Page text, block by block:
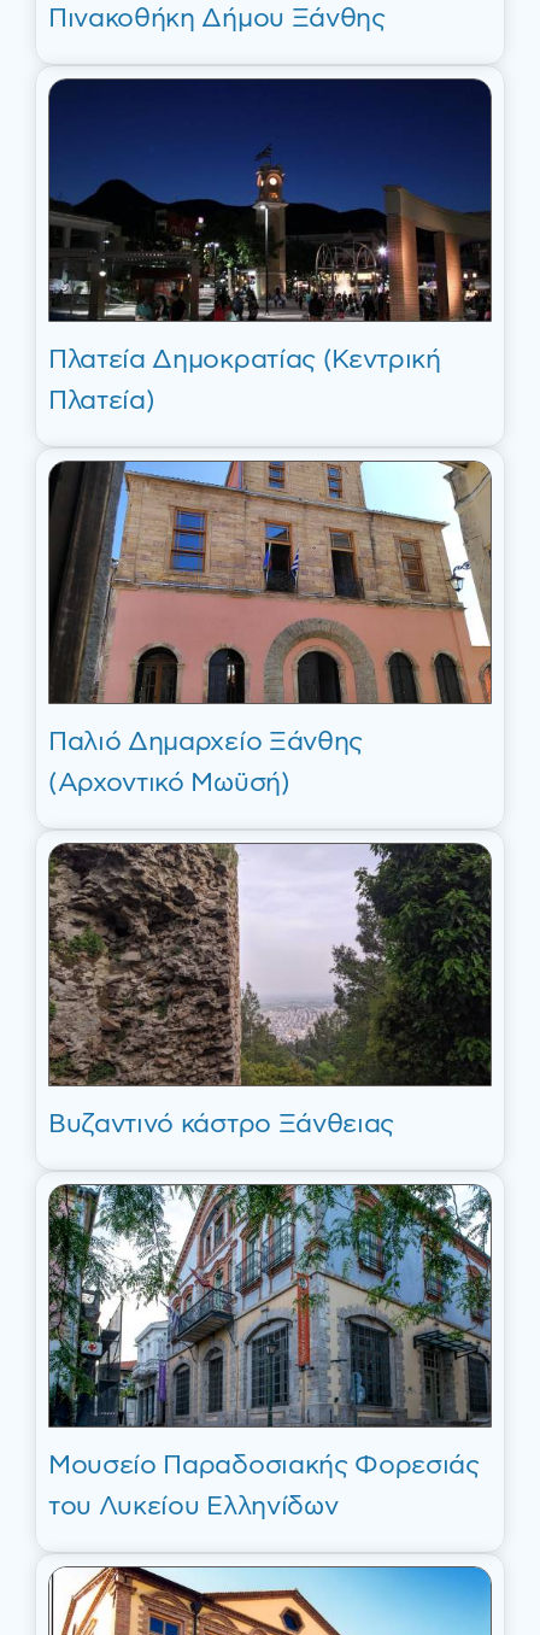
Πινακοθήκη Δήμου Ξάνθης
Πλατεία Δημοκρατίας (Κεντρική
Πλατεία)
Παλιό Δημαρχείο Ξάνθης
(Αρχοντικό Μωϋσή)
Βυζαντινό κάστρο Ξάνθειας
Μουσείο Παραδοσιακής Φορεσιάς
του Λυκείου Ελληνίδων